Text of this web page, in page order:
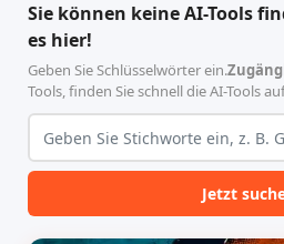
Nature、Science、Cell 等）
的论文撰写与发表流程设计。
该工具集以智能体插...
Sie können keine AI-Tools
es hier!
Geben Sie Schlüsselwörter ein.
Tools, finden Sie schnell die AI-Tools
Jetzt